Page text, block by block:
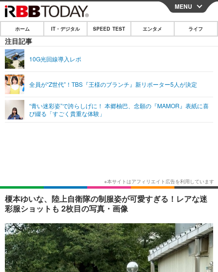
CLOSE
ホーム
IT・デジタル
ショッピング その他
SPEED TEST
エンタメ
エンタメTOP
ショッピング その他
ライフ
MENU
ホーム IT・デジタル SPEED TEST エンタメ ライフ
注目記事
10G光回線導入レポ
全員が“Z世代”！TBS『王様のブランチ』新リポーター5人が決定
“青い迷彩姿”で誇らしげに！ 本郷柚巴、念願の『MAMOR』表紙に喜
び綴る「すごく貴重な体験」
榎本ゆいな、陸上自衛隊の制服姿が可愛すぎる！レアな迷
彩服ショットも 2枚目の写真・画像